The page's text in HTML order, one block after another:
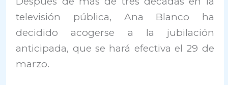
televisión pública, Ana Blanco ha
decidido acogerse a la jubilación
anticipada, que se hará efectiva el 29 de
marzo.